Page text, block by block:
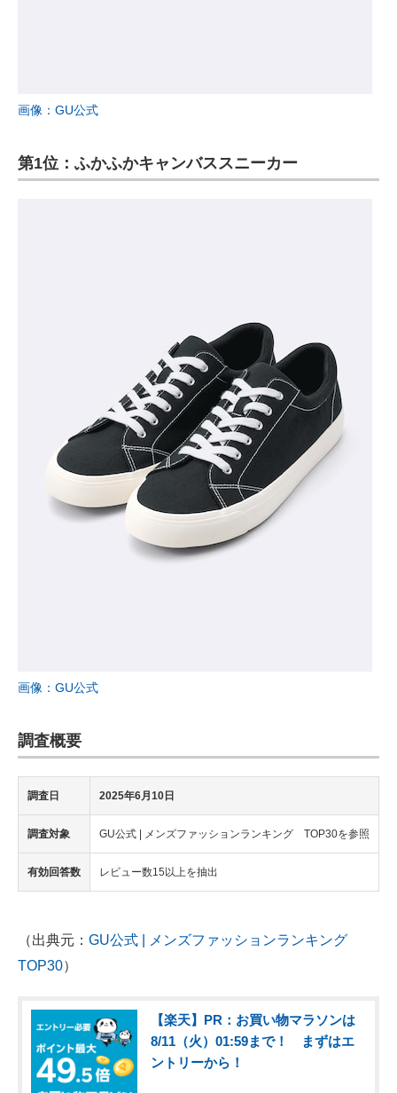
画像：GU公式
第1位：ふかふかキャンバススニーカー
画像：GU公式
調査概要
調査日 2025年6月10日
調査対象 GU公式 | メンズファッションランキング TOP30を参照
有効回答数 レビュー数15以上を抽出
（出典元： GU公式 | メンズファッションランキング
TOP30）
【楽天】PR：お買い物マラソンは
8/11（火）01:59まで！ まずはエ
ントリーから！